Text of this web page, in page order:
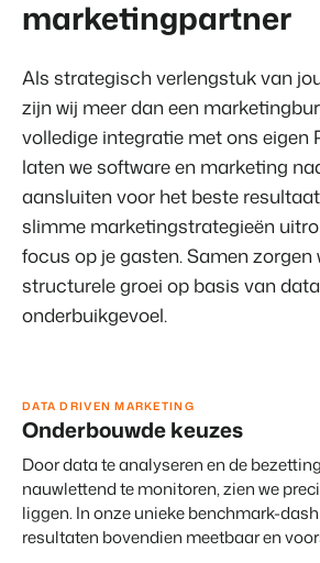
Genereer leads voor jouw verkoopobjecten.
BEX Linguist
Begroet gasten in hun eigen taal.
Marketing
Online Marketing
De krachtige combinatie van branding en
Recreatief Vastgoedmarketing
Jouw project uitverkocht in een mum van tijd.
Dankzij Booking Experts
focussen op gastvrijheid!
Gijs Meerdink
welcome.in
Samen transformeren wij de
Onboarding
Samen van start. Vandaag nog.
Events
Van thema trainingen tot kennisevents.
Trust Center
Vertrouwen bij Booking Experts
Over ons
Vacatures
Vind jouw nieuwe droombaan
Contact
Neem contact op
marketingpartner
Als strategisch verlengstuk van
zijn wij meer dan een
volledige integratie met ons eigen
laten we software en marketing
aansluiten voor het beste
slimme marketingstrategieën
focus op je gasten. Samen zorgen
structurele groei op basis van
onderbuikgevoel.
DATA DRIVEN MARKETING
Onderbouwde keuzes
Door data te analyseren en de
nauwlettend te monitoren, zien we
liggen. In onze unieke benchmark-
resultaten bovendien meetbaar en